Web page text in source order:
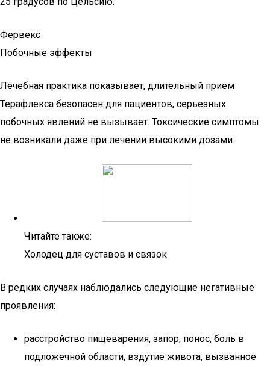
Фервекс
Побочные эффекты
Лечебная практика показывает, длительный прием
Терафлекса безопасен для пациентов, серьезных
побочных явлений не вызывает. Токсические симптомы
не возникали даже при лечении высокими дозами.
Читайте также:
Холодец для суставов и связок
В редких случаях наблюдались следующие негативные
проявления:
расстройство пищеварения, запор, понос, боль в
подложечной области, вздутие живота, вызванное